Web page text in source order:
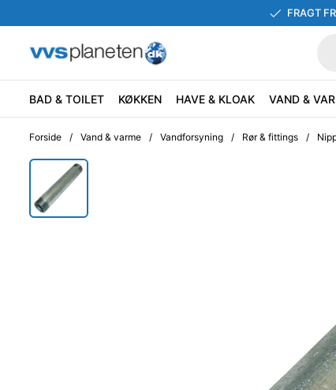
FRAGT
BAD & TOILET KØKKEN HAVE & KLOAK VAND &
Forside / Vand & varme / Vandforsyning / Rør & fittings /